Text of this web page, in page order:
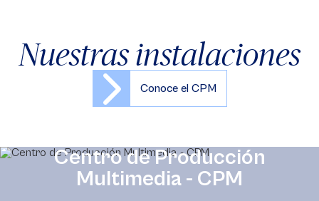
Nuestras instalaciones
Conoce el CPM
Centro de Producción
Multimedia - CPM